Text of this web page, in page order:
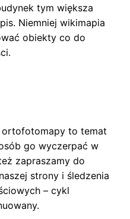
tym większa
Niemniej wikimapia
obiekty co do
ortofotomapy to temat
go wyczerpać w
zapraszamy do
strony i śledzenia
– cykl